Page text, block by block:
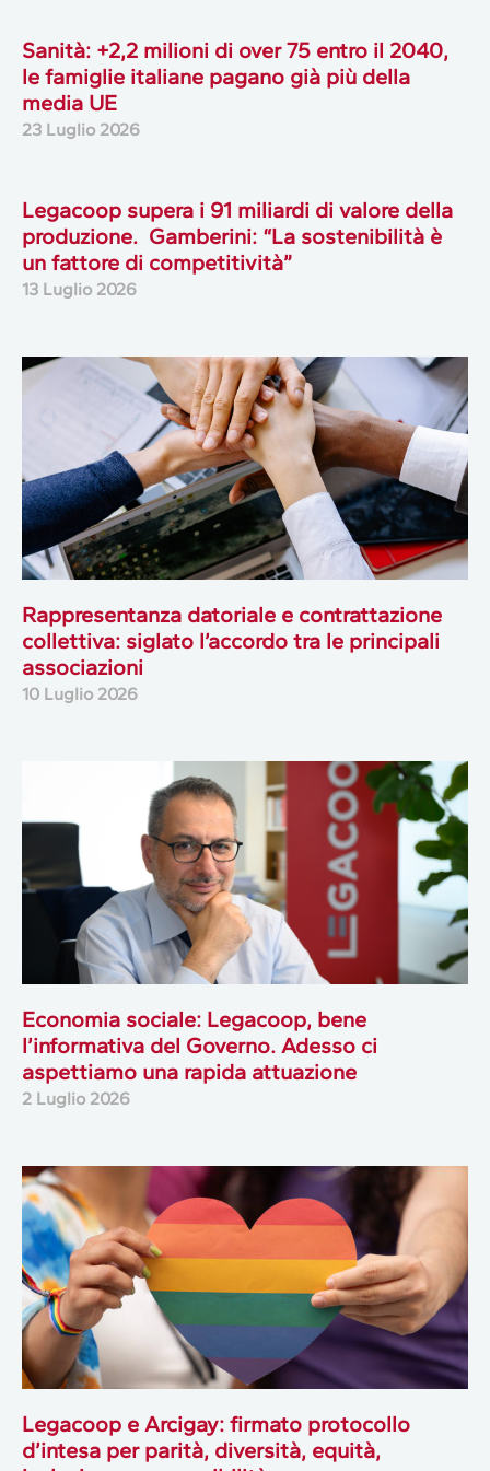
Sanità: +2,2 milioni di over 75 entro il 2040,
le famiglie italiane pagano già più della
media UE
23 Luglio 2026
Legacoop supera i 91 miliardi di valore della
produzione. Gamberini: “La sostenibilità è
un fattore di competitività”
13 Luglio 2026
Rappresentanza datoriale e contrattazione
collettiva: siglato l’accordo tra le principali
associazioni
10 Luglio 2026
Economia sociale: Legacoop, bene
l’informativa del Governo. Adesso ci
aspettiamo una rapida attuazione
2 Luglio 2026
Legacoop e Arcigay: firmato protocollo
d’intesa per parità, diversità, equità,